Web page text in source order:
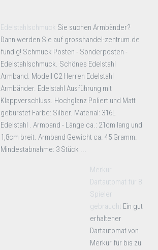
Edelstahlschmuck Sie suchen Armbänder?
Dann werden Sie auf grosshandel-zentrum.de
fündig! Schmuck Posten - Sonderposten -
Edelstahlschmuck. Schönes Edelstahl
Armband. Modell C2 Herren Edelstahl
Armbänder. Edelstahl Ausführung mit
Klappverschluss. Hochglanz Poliert und Matt
gebürstet Farbe: Silber. Material: 316L
Edelstahl . Armband - Länge ca.: 21cm lang und
1,8cm breit. Armband Gewicht ca. 45 Gramm.
Mindestabnahme: 3 Stück ...
Merkur
Dartautomat für 8
Spieler
gebraucht Ein gut
erhaltener
Dartautomat von
Merkur für bis zu